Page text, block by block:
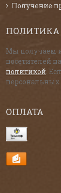
Получение
Мы получаем
посетителей
политикой .
ОПЛАТА